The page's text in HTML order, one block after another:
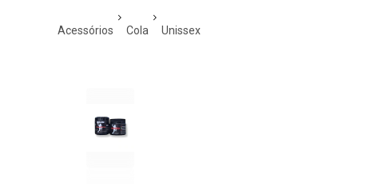
acessórios cola unissex